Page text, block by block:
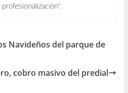
Navideños del parque de
cobro masivo del predial